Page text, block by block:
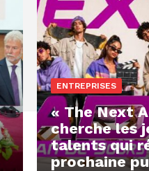
ENTREPRISES
« The Next
cherche les
talents qui
prochaine